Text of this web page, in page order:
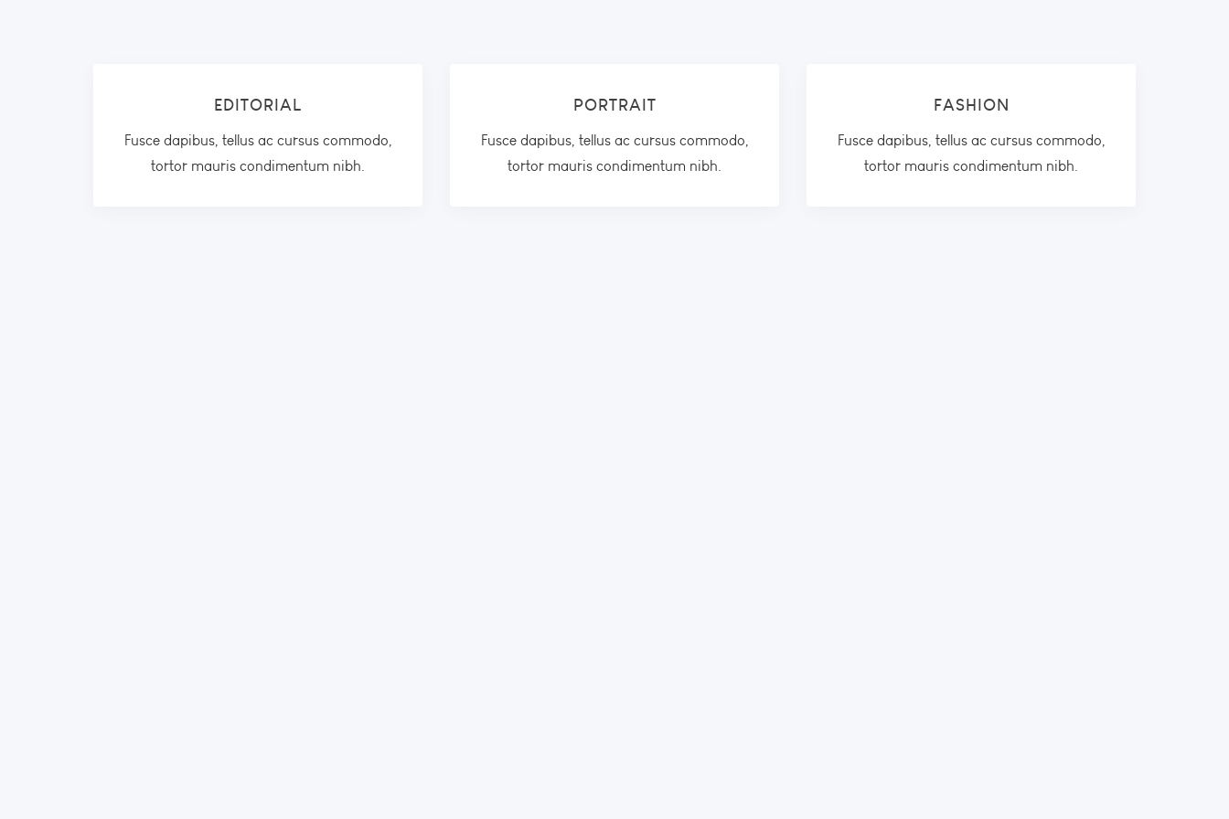
EDITORIAL
Fusce dapibus, tellus ac cursus commodo,
tortor mauris condimentum nibh.
PORTRAIT
Fusce dapibus, tellus ac cursus commodo,
tortor mauris condimentum nibh.
FASHION
Fusce dapibus, tellus ac cursus commodo,
tortor mauris condimentum nibh.